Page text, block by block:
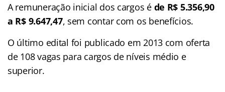
A remuneração inicial dos cargos é de R$ 5.356,90
a R$ 9.647,47, sem contar com os benefícios.
O último edital foi publicado em 2013 com oferta
de 108 vagas para cargos de níveis médio e
superior.